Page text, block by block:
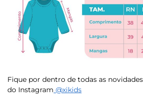
Fique por dentro de todas as
do Instagram @xikids